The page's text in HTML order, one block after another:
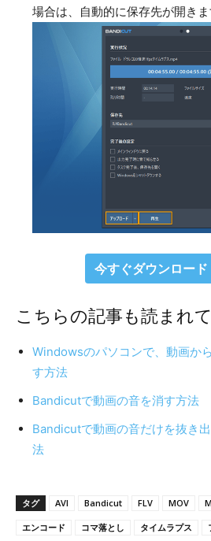
場合は、自動的に保存先が開きま
今すぐダウンロード
こちらの記事も読まれ
Windowsのパソコンで、動画か
す方法
Bandicutで動画の音を消す方法
Bandicutで動画の音だけを抜き
法
タグ AVI Bandicut FLV MOV
エンコード コマ落とし タイムラプス